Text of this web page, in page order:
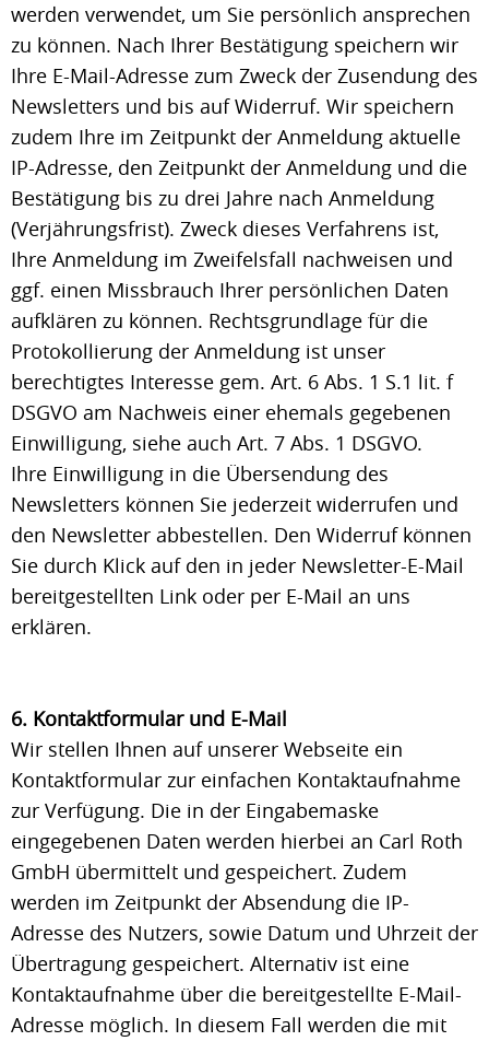
werden verwendet, um Sie persönlich ansprechen
zu können. Nach Ihrer Bestätigung speichern wir
Ihre E-Mail-Adresse zum Zweck der Zusendung des
Newsletters und bis auf Widerruf. Wir speichern
zudem Ihre im Zeitpunkt der Anmeldung aktuelle
IP-Adresse, den Zeitpunkt der Anmeldung und die
Bestätigung bis zu drei Jahre nach Anmeldung
(Verjährungsfrist). Zweck dieses Verfahrens ist,
Ihre Anmeldung im Zweifelsfall nachweisen und
ggf. einen Missbrauch Ihrer persönlichen Daten
aufklären zu können. Rechtsgrundlage für die
Protokollierung der Anmeldung ist unser
berechtigtes Interesse gem. Art. 6 Abs. 1 S.1 lit. f
DSGVO am Nachweis einer ehemals gegebenen
Einwilligung, siehe auch Art. 7 Abs. 1 DSGVO.
Ihre Einwilligung in die Übersendung des
Newsletters können Sie jederzeit widerrufen und
den Newsletter abbestellen. Den Widerruf können
Sie durch Klick auf den in jeder Newsletter-E-Mail
bereitgestellten Link oder per E-Mail an uns
erklären.
6. Kontaktformular und E-Mail
Wir stellen Ihnen auf unserer Webseite ein
Kontaktformular zur einfachen Kontaktaufnahme
zur Verfügung. Die in der Eingabemaske
eingegebenen Daten werden hierbei an Carl Roth
GmbH übermittelt und gespeichert. Zudem
werden im Zeitpunkt der Absendung die IP-
Adresse des Nutzers, sowie Datum und Uhrzeit der
Übertragung gespeichert. Alternativ ist eine
Kontaktaufnahme über die bereitgestellte E-Mail-
Adresse möglich. In diesem Fall werden die mit